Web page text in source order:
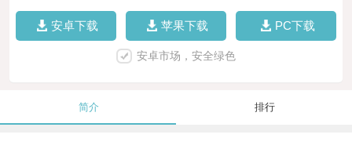
安卓下载 苹果下载 PC下载
安卓市场，安全绿色
简介 排行